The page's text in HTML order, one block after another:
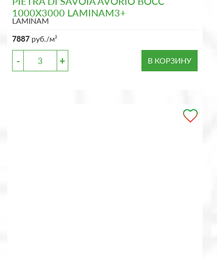
1000X3000 LAMINAM3+
LAMINAM
7887 руб./м²
- + В КОРЗИНУ